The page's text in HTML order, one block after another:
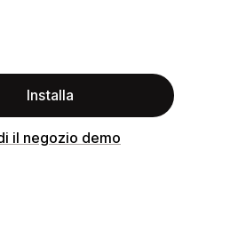
Installa
il negozio demo